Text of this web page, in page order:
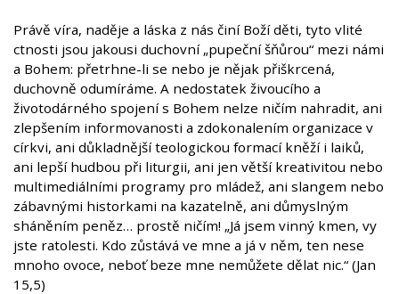
Právě víra, naděje a láska z nás činí Boží děti, tyto vlité
ctnosti jsou jakousi duchovní „pupeční šňůrou“ mezi námi
a Bohem: přetrhne-li se nebo je nějak přiškrcená,
duchovně odumíráme. A nedostatek živoucího a
životodárného spojení s Bohem nelze ničím nahradit, ani
zlepšením informovanosti a zdokonalením organizace v
církvi, ani důkladnější teologickou formací kněží i laiků,
ani lepší hudbou při liturgii, ani jen větší kreativitou nebo
multimediálními programy pro mládež, ani slangem nebo
zábavnými historkami na kazatelně, ani důmyslným
sháněním peněz… prostě ničím! „Já jsem vinný kmen, vy
jste ratolesti. Kdo zůstává ve mne a já v něm, ten nese
mnoho ovoce, neboť beze mne nemůžete dělat nic.“ (Jan
15,5)